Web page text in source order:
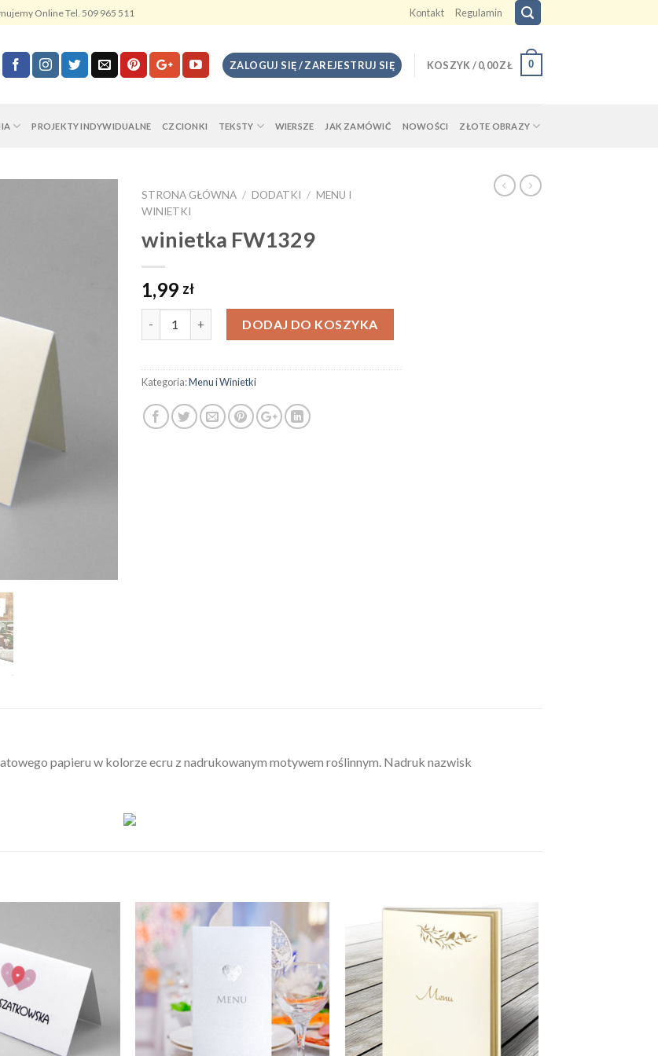
Online Tel. 509 965 511 Kontakt Regulamin
ZALOGUJ SIĘ / ZAREJESTRUJ SIĘ KOSZYK /0,00ZŁ 0
PROJEKTY INDYWIDUALNE CZCIONKI TEKSTY WIERSZE JAK ZAMÓWIĆ NOWOŚCI ZŁOTE OBRAZY
STRONA GŁÓWNA / DODATKI / MENU I
WINIETKI
winietka FW1329
1,99 zł
DODAJ DO KOSZYKA
Kategoria:Menu i Winietki
papieru w kolorze ecru z nadrukowanym motywem roślinnym. Nadruk nazwisk